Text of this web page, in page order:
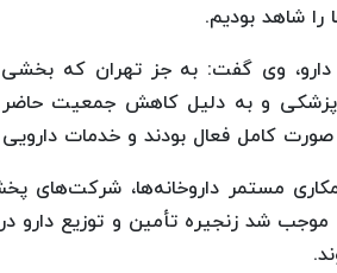
را شاهد بودیم.
و دارو، وی گفت: به جز تهران که
پزشکی و به دلیل کاهش جمعیت
صورت کامل فعال بودند و خدمات
مستمر داروخانه‌ها، شرکت‌های
شد زنجیره تأمین و توزیع دارو